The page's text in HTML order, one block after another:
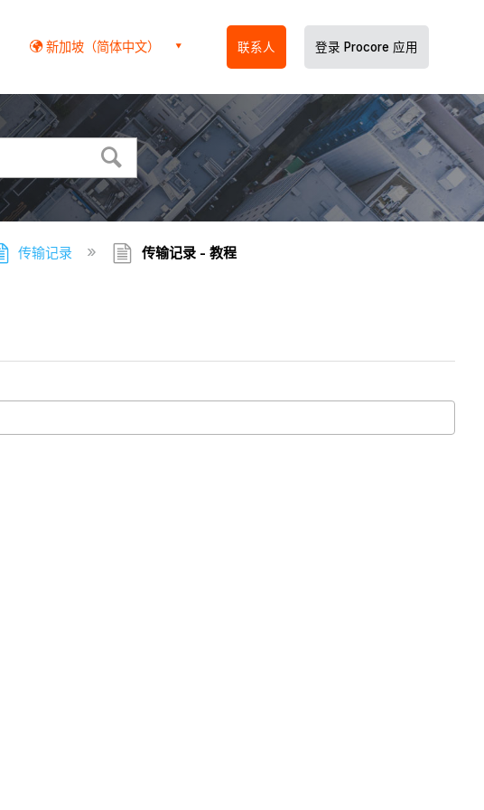
新加坡（简体中文） 联系人 登录 Procore 应用
传输记录 传输记录 - 教程